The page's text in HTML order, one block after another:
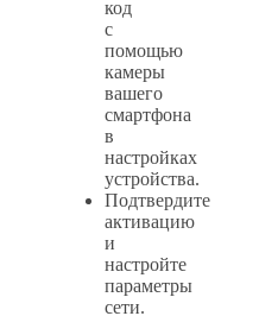
код
с
помощью
камеры
вашего
смартфона
в
настройках
устройства.
Подтвердите
активацию
и
настройте
параметры
сети.